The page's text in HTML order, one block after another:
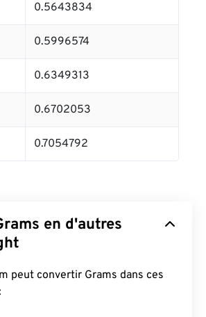
0.5643834
0.5996574
0.6349313
0.6702053
0.7054792
en d'autres
peut convertir Grams dans ces